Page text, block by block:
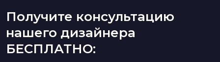
Получите консультацию
нашего дизайнера
БЕСПЛАТНО: